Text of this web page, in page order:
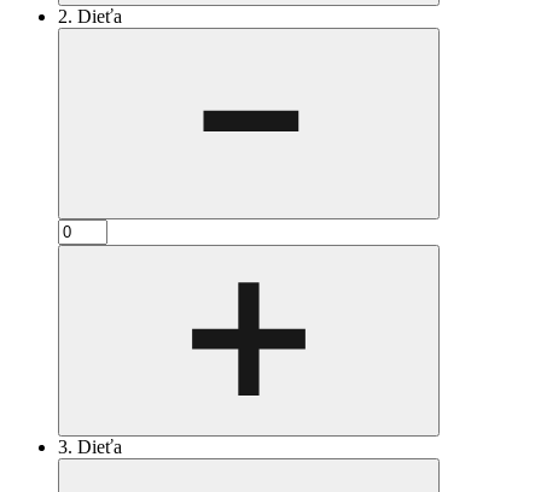
2. Dieťa
3. Dieťa